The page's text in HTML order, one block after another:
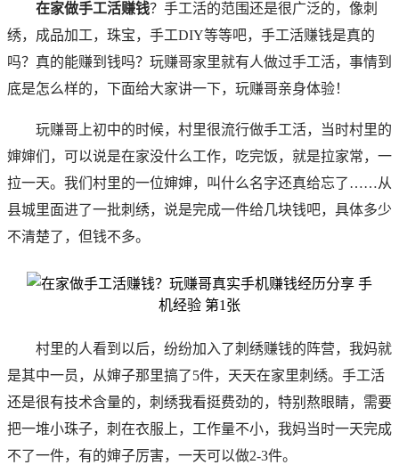
在家做手工活赚钱？手工活的范围还是很广泛的，像刺
绣，成品加工，珠宝，手工DIY等等吧，手工活赚钱是真的
吗？真的能赚到钱吗？玩赚哥家里就有人做过手工活，事情到
底是怎么样的，下面给大家讲一下， 玩赚哥亲身体验！
玩赚哥上初中的时候，村里很流行做手工活，当时村里的
婶婶们，可以说是在家没什么工作，吃完饭，就是拉家常，一
拉一天。我们村里的一位婶婶，叫什么名字还真给忘了……从
县城里面进了一批刺绣，说是完成一件给几块钱吧，具体多少
不清楚了，但钱不多。
村里的人看到以后，纷纷加入了刺绣赚钱的阵营，我妈就
是其中一员，从婶子那里搞了5件，天天在家里刺绣。手工活
还是很有技术含量的，刺绣我看挺费劲的，特别熬眼睛，需要
把一堆小珠子，刺在衣服上，工作量不小，我妈当时一天完成
不了一件，有的婶子厉害，一天可以做2-3件。